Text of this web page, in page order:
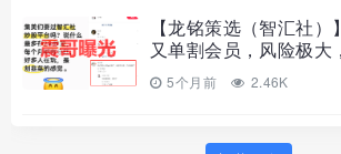
【龙铭策选（智汇社
又单割会员，风险极大
5个月前 2.46K